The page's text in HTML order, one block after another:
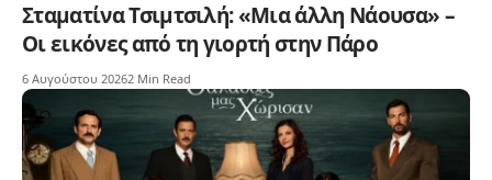
Σταματίνα Τσιμτσιλή: «Μια άλλη Νάουσα» –
Οι εικόνες από τη γιορτή στην Πάρο
6 Αυγούστου 20262 Min Read